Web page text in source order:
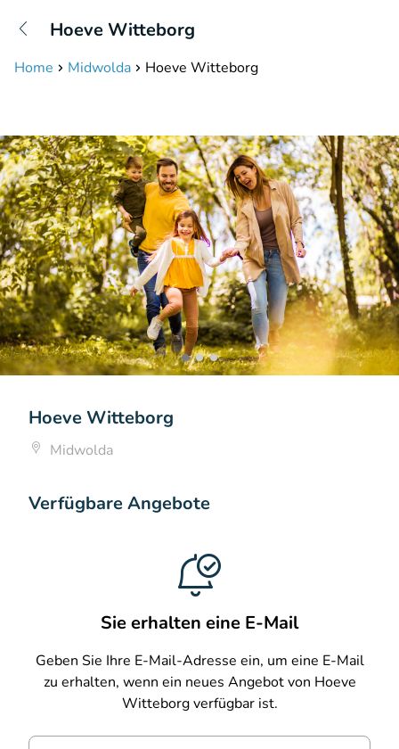
Hoeve Witteborg
Home Midwolda Hoeve Witteborg
Hoeve Witteborg
Midwolda
Verfügbare Angebote
Sie erhalten eine E-Mail
Geben Sie Ihre E-Mail-Adresse ein, um eine E-Mail
zu erhalten, wenn ein neues Angebot von Hoeve
Witteborg verfügbar ist.